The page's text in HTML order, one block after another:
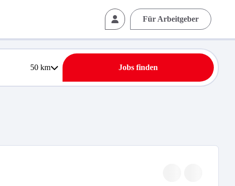
Für Arbeitgeber
50km Jobs finden